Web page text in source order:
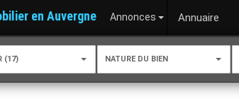
en Auvergne Annonces Annuaire
(17) NATURE DU BIEN